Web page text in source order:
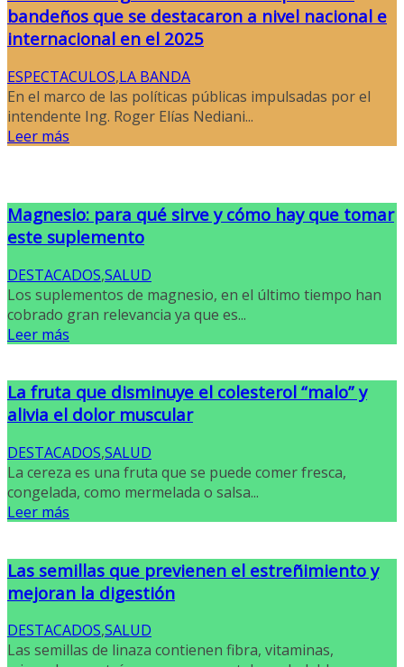
bandeños que se destacaron a nivel nacional e
internacional en el 2025
ESPECTACULOS,LA BANDA
En el marco de las políticas públicas impulsadas por el
intendente Ing. Roger Elías Nediani...
Leer más
Magnesio: para qué sirve y cómo hay que tomar
este suplemento
DESTACADOS,SALUD
Los suplementos de magnesio, en el último tiempo han
cobrado gran relevancia ya que es...
Leer más
La fruta que disminuye el colesterol “malo” y
alivia el dolor muscular
DESTACADOS,SALUD
La cereza es una fruta que se puede comer fresca,
congelada, como mermelada o salsa...
Leer más
Las semillas que previenen el estreñimiento y
mejoran la digestión
DESTACADOS,SALUD
Las semillas de linaza contienen fibra, vitaminas,